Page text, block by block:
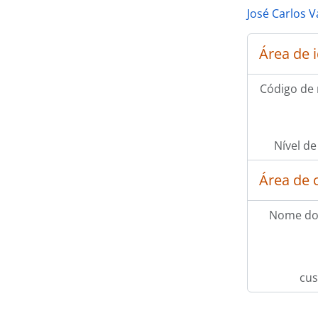
José Carlos
Área de
Código
Nível
Área de
Nome